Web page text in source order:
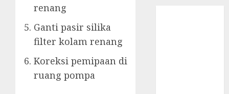
renang
Ganti pasir silika
filter kolam renang
Koreksi pemipaan di
ruang pompa